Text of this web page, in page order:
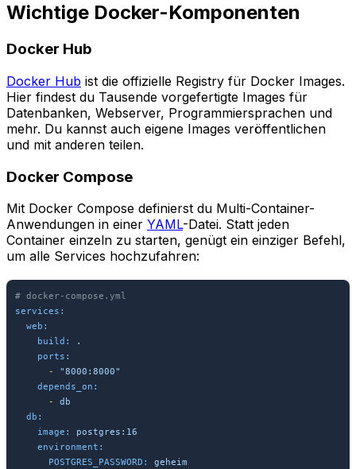
Wichtige Docker-Komponenten
Docker Hub
Docker Hub ist die offizielle Registry für Docker Images.
Hier findest du Tausende vorgefertigte Images für
Datenbanken, Webserver, Programmiersprachen und
mehr. Du kannst auch eigene Images veröffentlichen
und mit anderen teilen.
Docker Compose
Mit Docker Compose definierst du Multi-Container-
Anwendungen in einer YAML-Datei. Statt jeden
Container einzeln zu starten, genügt ein einziger Befehl,
um alle Services hochzufahren:
# docker-compose.yml
services:
web:
build:
.
ports:
-
"8000:8000"
depends_on:
-
db
db:
image:
postgres:16
environment:
POSTGRES_PASSWORD:
geheim